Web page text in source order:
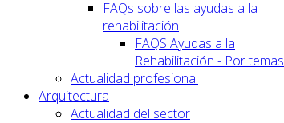
FAQs sobre las ayudas a la
rehabilitación
FAQS Ayudas a la
Rehabilitación - Por temas
Actualidad profesional
Arquitectura
Actualidad del sector